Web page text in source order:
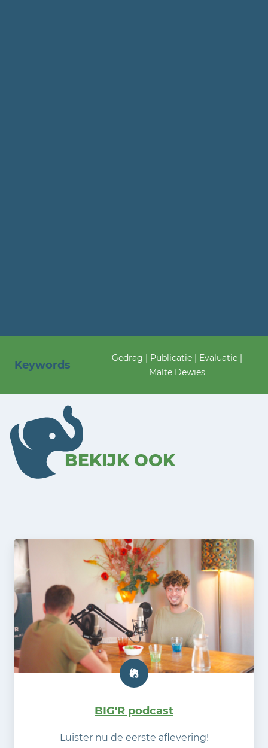
Keywords
Gedrag | Publicatie | Evaluatie |
Malte Dewies
BEKIJK OOK
BIG'R podcast
Luister nu de eerste aflevering!